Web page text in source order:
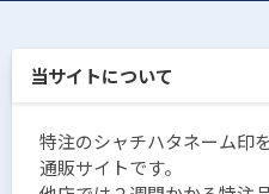
当サイトについて
特注のシャチハタネーム印
通販サイトです。